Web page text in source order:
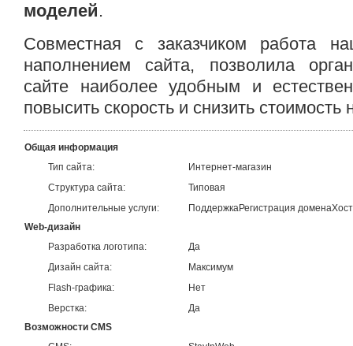
моделей.
Совместная с заказчиком работа
наполнением сайта, позволила
сайте наиболее удобным и
повысить скорость и снизить стоимость
Общая информация
Тип сайта:
Интернет-магазин
Структура сайта:
Типовая
Дополнительные услуги:
ПоддержкаРегистрация домена
Web-дизайн
Разработка логотипа:
Да
Дизайн сайта:
Максимум
Flash-графика:
Нет
Верстка:
Да
Возможности CMS